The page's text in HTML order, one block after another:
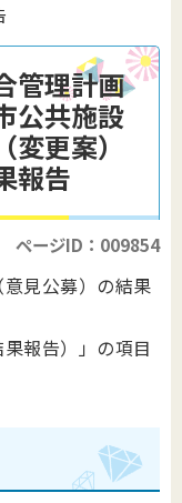
管理計画
共施設
更案）
報告
ページID：009854
見公募）の結果
報告）」の項目